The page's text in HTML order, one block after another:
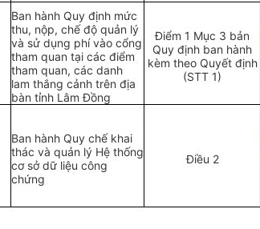
Ban hành Quy định mức
thu, nộp, chế độ quản lý
và sử dụng phí vào cổng
tham quan tại các điểm
tham quan, các danh
lam thắng cảnh trên địa
bàn tỉnh Lâm Đồng
Điểm 1 Mục 3 bản
Quy định ban hành
kèm theo Quyết định
(STT 1)
Ban hành Quy chế khai
thác và quản lý Hệ thống
cơ sở dữ liệu công
chứng
Điều 2